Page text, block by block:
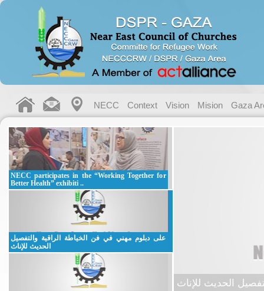
NECC Context Vision Mision Gaza
NECC participates in the “Working Together for
Better Health” exhibiti ..
على دبلوم مهني في فن الخياطة الراقية والتفصيل
الحديث للإناث
الحديث للإناث